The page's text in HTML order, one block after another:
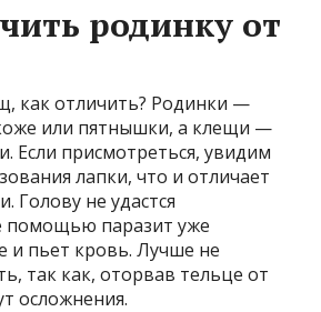
родинку от
как отличить? Родинки —
или пятнышки, а клещи —
Если присмотреться, увидим
лапки, что и отличает
Голову не удастся
помощью паразит уже
и пьет кровь. Лучше не
так как, оторвав тельце от
осложнения.